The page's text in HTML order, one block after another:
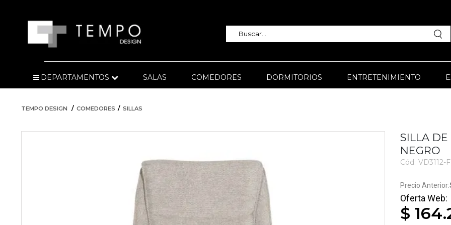
DEPARTAMENTOS SALAS COMEDORES DORMITORIOS ENTRETENIMIENTO
TEMPO DESIGN COMEDORES SILLAS
SILLA
NEGRO
Cód: VD3112-
$